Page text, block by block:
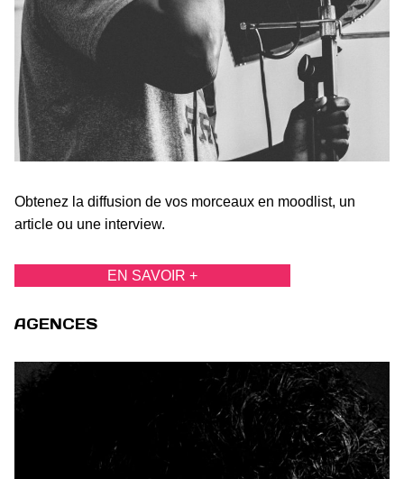
Obtenez la diffusion de vos morceaux en moodlist, un
article ou une interview.
EN SAVOIR +
AGENCES